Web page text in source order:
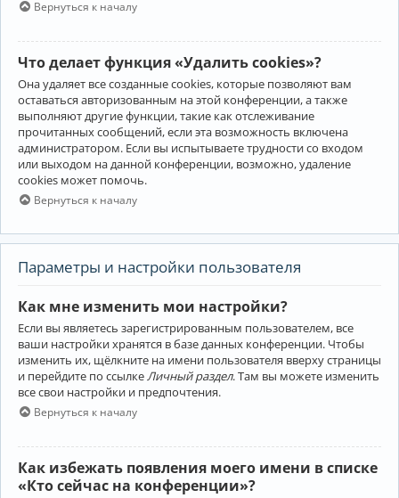
Вернуться к началу
Что делает функция «Удалить cookies»?
Она удаляет все созданные cookies, которые позволяют вам
оставаться авторизованным на этой конференции, а также
выполняют другие функции, такие как отслеживание
прочитанных сообщений, если эта возможность включена
администратором. Если вы испытываете трудности со входом
или выходом на данной конференции, возможно, удаление
cookies может помочь.
Вернуться к началу
Параметры и настройки пользователя
Как мне изменить мои настройки?
Если вы являетесь зарегистрированным пользователем, все
ваши настройки хранятся в базе данных конференции. Чтобы
изменить их, щёлкните на имени пользователя вверху страницы
и перейдите по ссылке Личный раздел. Там вы можете изменить
все свои настройки и предпочтения.
Вернуться к началу
Как избежать появления моего имени в списке
«Кто сейчас на конференции»?